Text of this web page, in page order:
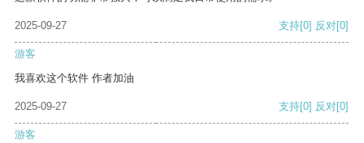
2025-09-27 支持[0] 反对[0]
游客
我喜欢这个软件 作者加油
2025-09-27 支持[0] 反对[0]
游客